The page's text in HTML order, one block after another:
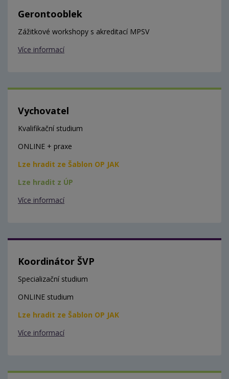
Gerontooblek
Zážitkové workshopy s akreditací MPSV
Více informací
Vychovatel
Kvalifikační studium
ONLINE + praxe
Lze hradit ze Šablon OP JAK
Lze hradit z ÚP
Více informací
Koordinátor ŠVP
Specializační studium
ONLINE studium
Lze hradit ze Šablon OP JAK
Více informací